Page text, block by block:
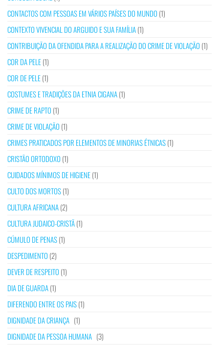
CONTACTOS COM PESSOAS EM VÁRIOS PAÍSES DO MUNDO (1)
CONTEXTO VIVENCIAL DO ARGUIDO E SUA FAMÍLIA(1)
CONTRIBUIÇÃO DA OFENDIDA PARA A REALIZAÇÃO DO CRIME DE VIOLAÇÃO (1)
COR DA PELE(1)
COR DE PELE(1)
COSTUMES E TRADIÇÕES DA ETNIA CIGANA(1)
CRIME DE RAPTO (1)
CRIME DE VIOLAÇÃO (1)
CRIMES PRATICADOS POR ELEMENTOS DE MINORIAS ÉTNICAS(1)
CRISTÃO ORTODOXO (1)
CUIDADOS MÍNIMOS DE HIGIENE(1)
CULTO DOS MORTOS(1)
CULTURA AFRICANA(2)
CULTURA JUDAICO-CRISTÃ(1)
CÚMULO DE PENAS(1)
DESPEDIMENTO (2)
DEVER DE RESPEITO (1)
DIA DE GUARDA(1)
DIFERENDO ENTRE OS PAIS(1)
DIGNIDADE DA CRIANÇA (1)
DIGNIDADE DA PESSOA HUMANA (3)